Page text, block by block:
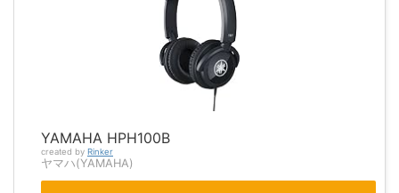
YAMAHA HPH100B
created by Rinker
ヤマハ(YAMAHA)